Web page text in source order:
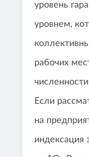
уровень
уровнем,
рабочих
Если
на
индексация